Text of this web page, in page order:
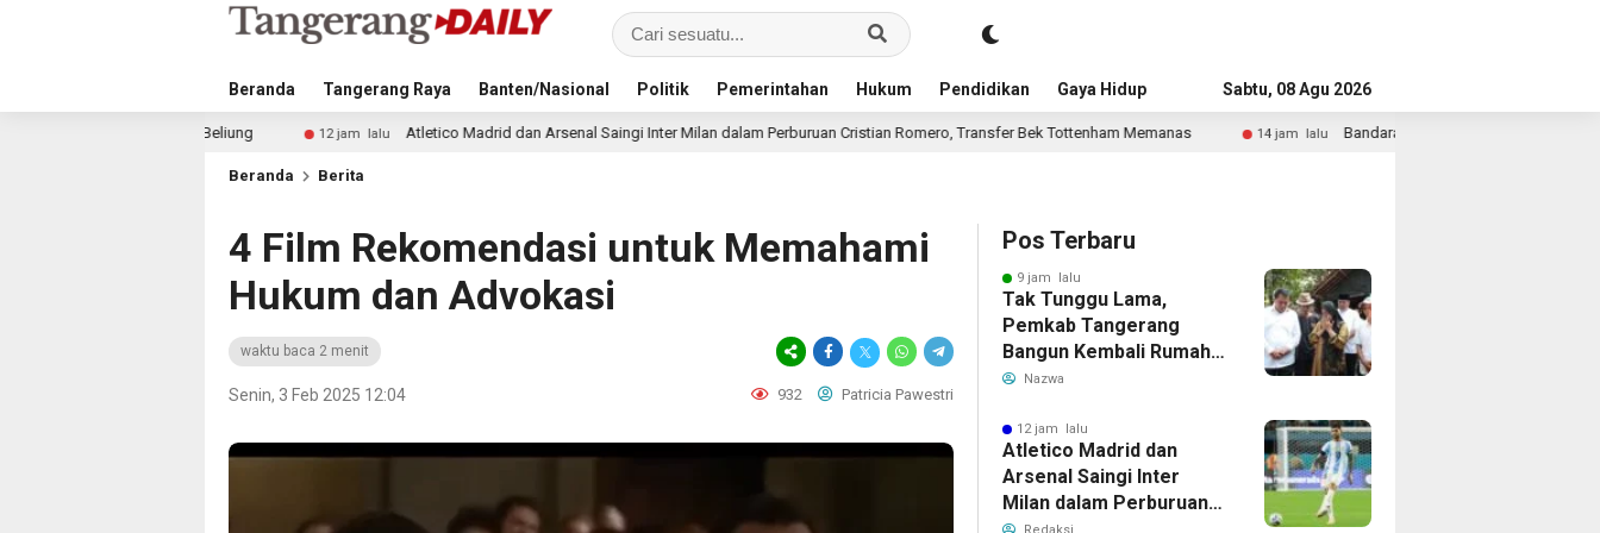
Beranda Tangerang Raya Banten/Nasional Politik Pemerintahan Hukum Pendidikan Gaya Hidup AdvertorialSabtu, 08 Agu 2026
Atletico Madrid dan Arsenal Saingi Inter Milan dalam Perburuan Cristian Romero, Transfer Bek Tottenham Memanas 14 jam lalu Bandara Husein Sastranegara Kembali Layani Pesawat Jet Mulai
Beranda Berita
4 Film Rekomendasi untuk Memahami
Hukum dan Advokasi
waktu baca 2 menit
Senin, 3 Feb 2025 12:04 932 Patricia Pawestri
Pos Terbaru
9 jam lalu
Tak Tunggu Lama,
Pemkab Tangerang
Bangun Kembali Rumah
Warga yang Roboh
Nazwa
12 jam lalu
Atletico Madrid dan
Arsenal Saingi Inter
Milan dalam Perburuan